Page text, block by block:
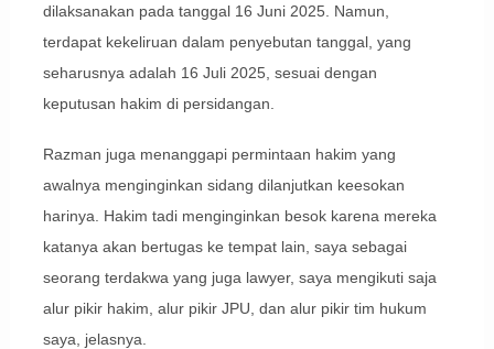
dilaksanakan pada tanggal 16 Juni 2025. Namun,
terdapat kekeliruan dalam penyebutan tanggal, yang
seharusnya adalah 16 Juli 2025, sesuai dengan
keputusan hakim di persidangan.
Razman juga menanggapi permintaan hakim yang
awalnya menginginkan sidang dilanjutkan keesokan
harinya. Hakim tadi menginginkan besok karena mereka
katanya akan bertugas ke tempat lain, saya sebagai
seorang terdakwa yang juga lawyer, saya mengikuti saja
alur pikir hakim, alur pikir JPU, dan alur pikir tim hukum
saya, jelasnya.